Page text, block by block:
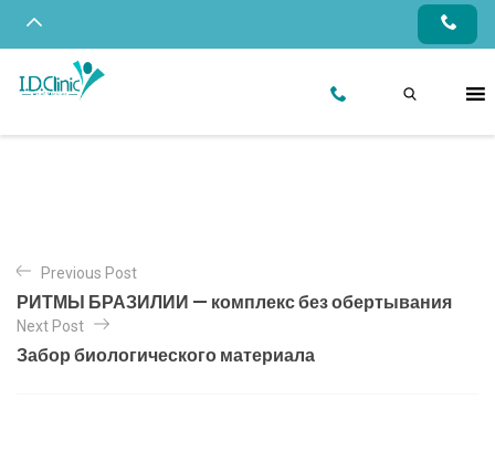
Previous Post
РИТМЫ БРАЗИЛИИ — комплекс без обертывания
Next Post
Забор биологического материала